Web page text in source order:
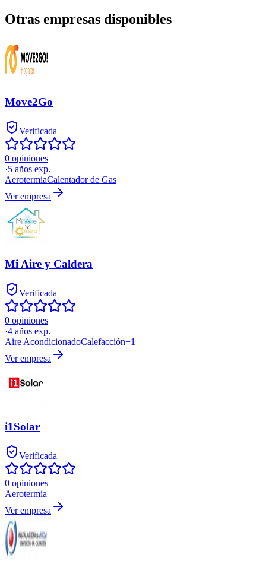
Otras empresas disponibles
Move2Go
Verificada
0 opiniones
·5 años exp.
AerotermiaCalentador de Gas
Ver empresa
Mi Aire y Caldera
Verificada
0 opiniones
·4 años exp.
Aire AcondicionadoCalefacción+1
Ver empresa
i1Solar
Verificada
0 opiniones
Aerotermia
Ver empresa